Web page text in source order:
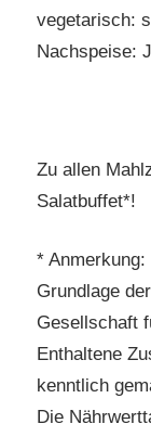
vegetarisch:
Nachspeise:
Zu allen
Salatbuffet*!
*
Grundlage
Gesellschaft
Enthaltene
kenntlich
Die